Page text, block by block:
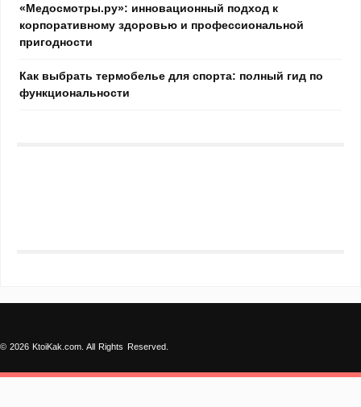
«Медосмотры.ру»: инновационный подход к
корпоративному здоровью и профессиональной
пригодности
Как выбрать термобелье для спорта: полный гид по
функциональности
© 2026 KtoiKak.com. All Rights Reserved.